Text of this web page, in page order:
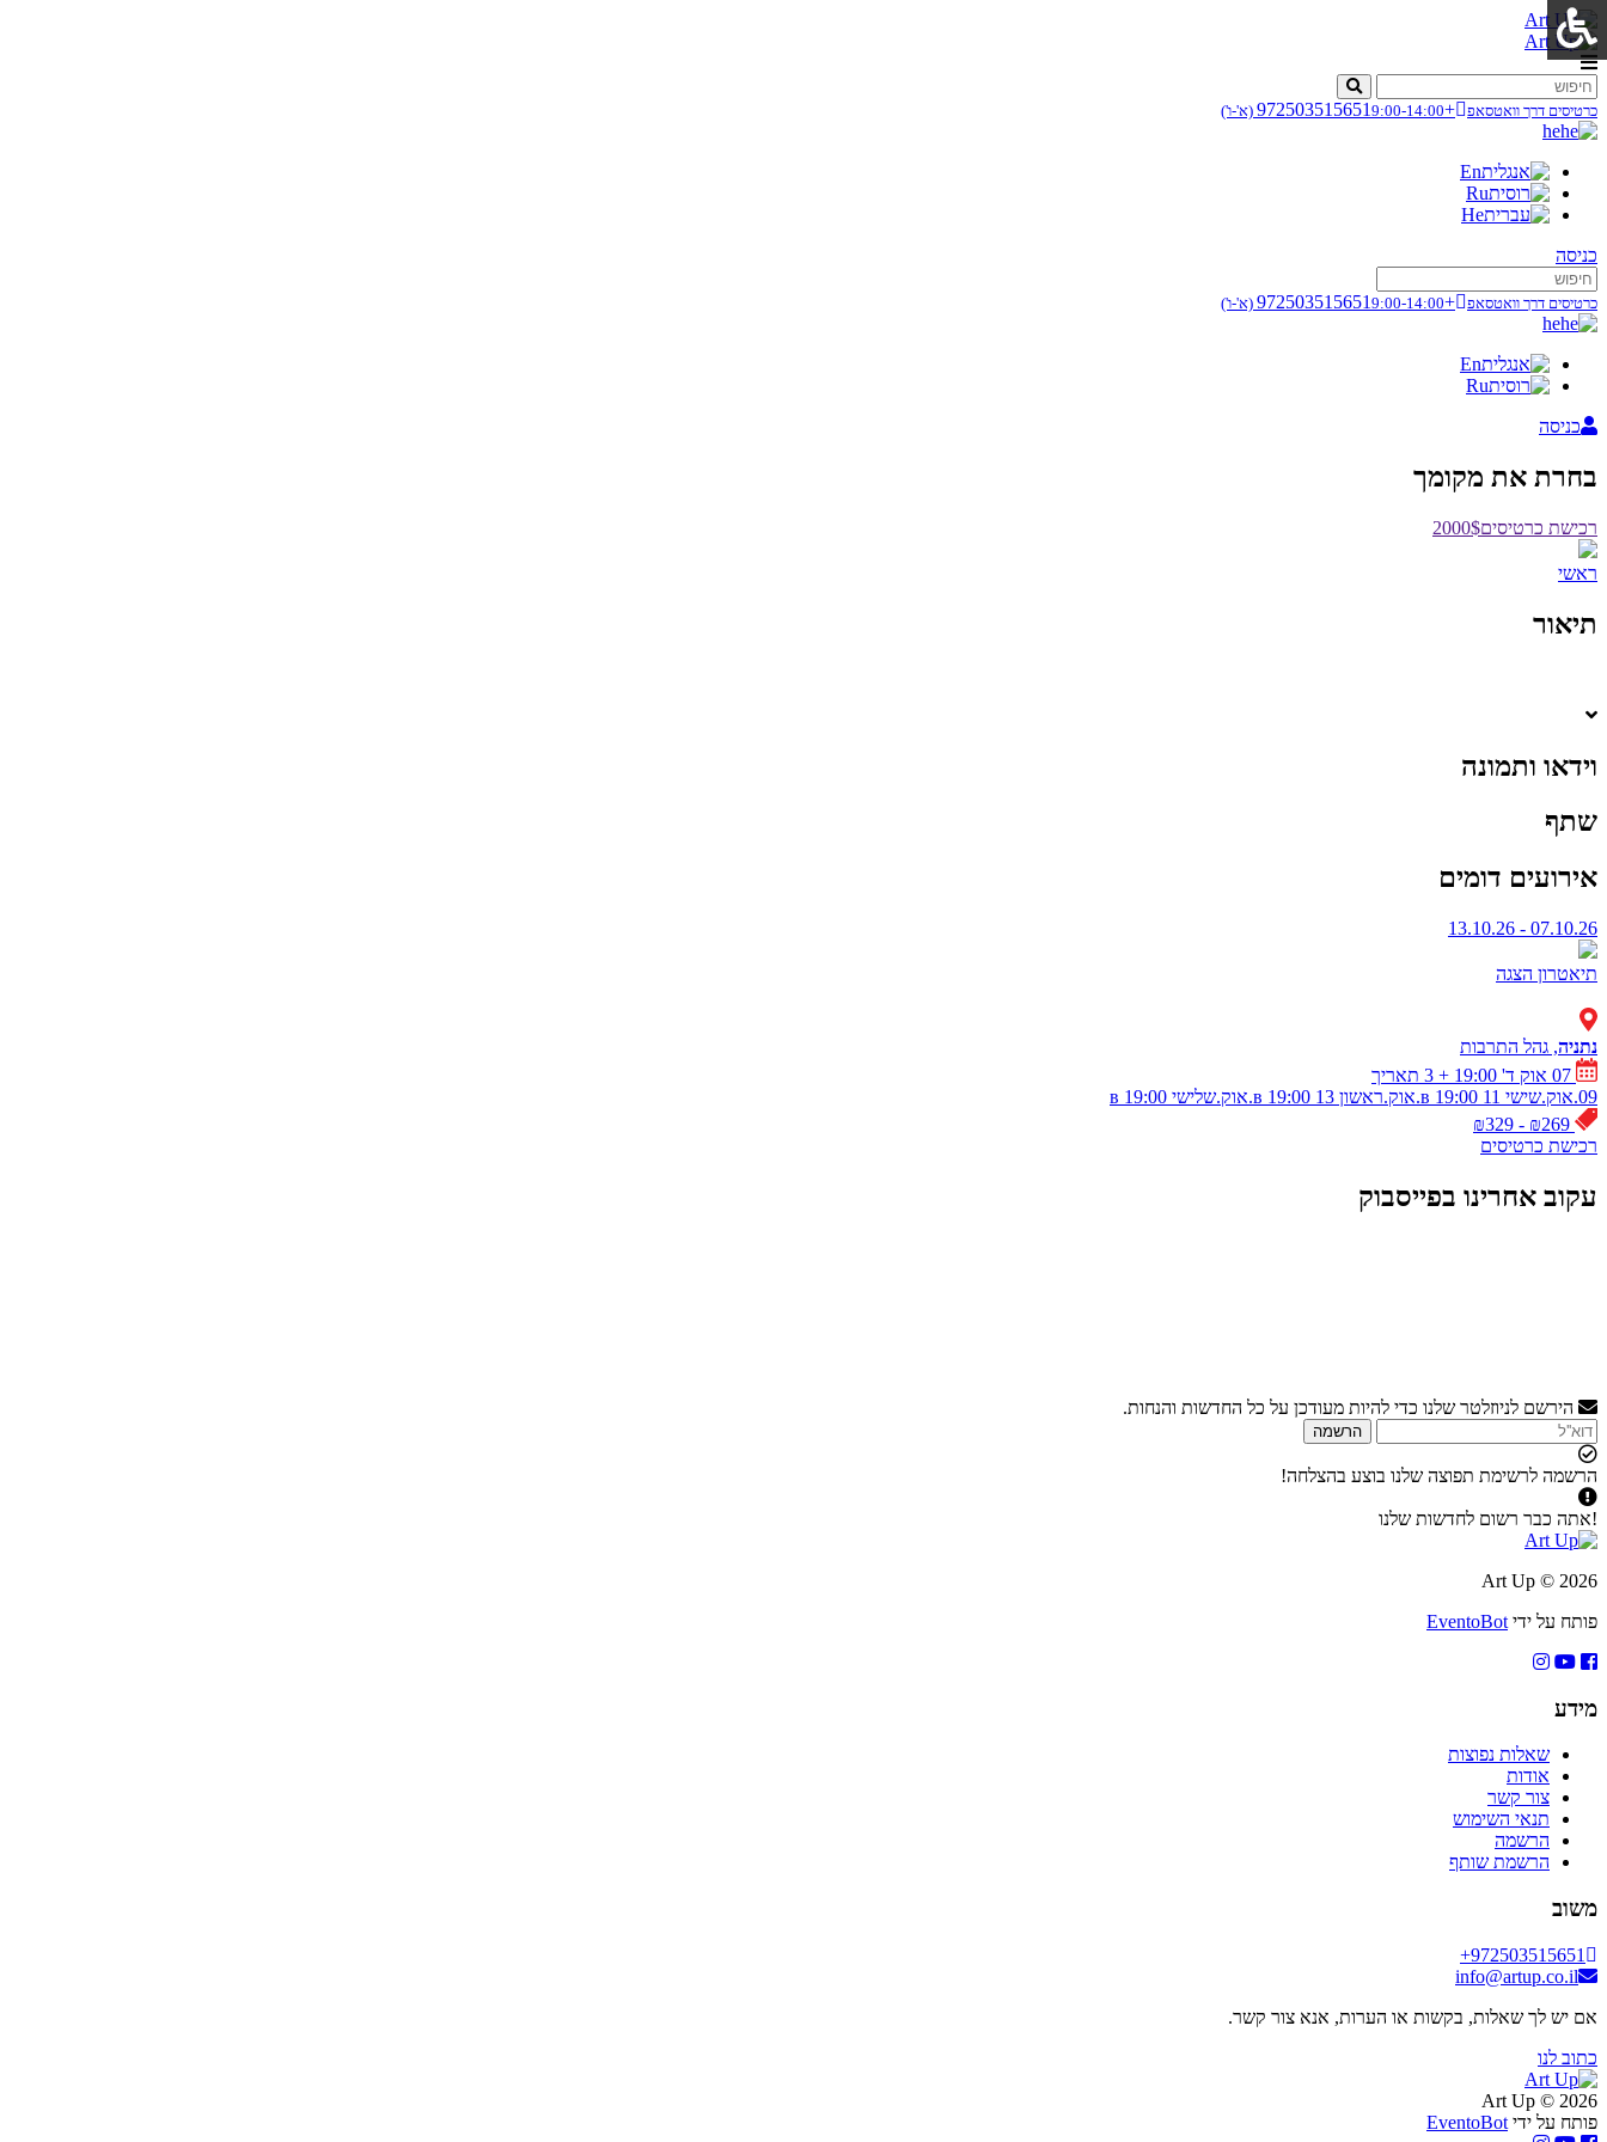
כרטיסים דרך וואטסאפ +972503515651
9:00-14:00 (א'-ו')
he
En
Ru
He
כניסה
כרטיסים דרך וואטסאפ +972503515651
9:00-14:00 (א'-ו')
he
En
Ru
כניסה
בחרת את מקומך
רכישת כרטיסים2000$
ראשי
תיאור
וידאו ותמונה
שתף
אירועים דומים
07.10.26 - 13.10.26
תיאטרון הצגה
נתניה, גהל התרבות
+ 3 תאריך
09.אוק.שישי в 19:00
11.אוק.ראשון в 19:00
13.אוק.שלישי в 19:00
רכישת כרטיסים
עקוב אחרינו בפייסבוק
הירשם לניוזלטר שלנו כדי להיות מעודכן על כל החדשות והנחות.
הרשמה
הרשמה לרשימת תפוצה שלנו בוצע בהצלחה!
!אתה כבר רשום לחדשות שלנו
2026 © Art Up
פותח על ידי EventoBot
מידע
שאלות נפוצות
אודות
צור קשר
תנאי השימוש
הרשמה
הרשמת שותף
משוב
+972503515651
info@artup.co.il
אם יש לך שאלות, בקשות או הערות, אנא צור קשר.
כתוב לנו
2026 © Art Up
פותח על ידי EventoBot